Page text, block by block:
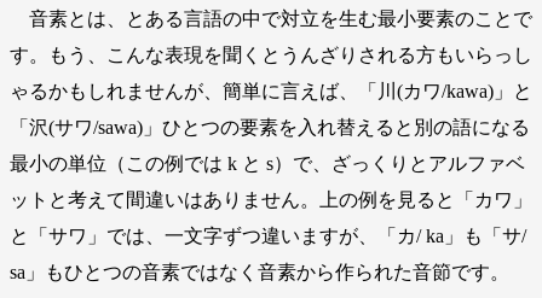
音素とは、とある言語の中で対立を生む最小要素のことで
す。もう、こんな表現を聞くとうんざりされる方もいらっし
ゃるかもしれませんが、簡単に言えば、「川(カワ/kawa)」と
「沢(サワ/sawa)」ひとつの要素を入れ替えると別の語になる
最小の単位（この例では k と s）で、ざっくりとアルファベ
ットと考えて間違いはありません。上の例を見ると「カワ」
と「サワ」では、一文字ずつ違いますが、「カ/ ka」も「サ/
sa」もひとつの音素ではなく音素から作られた音節です。